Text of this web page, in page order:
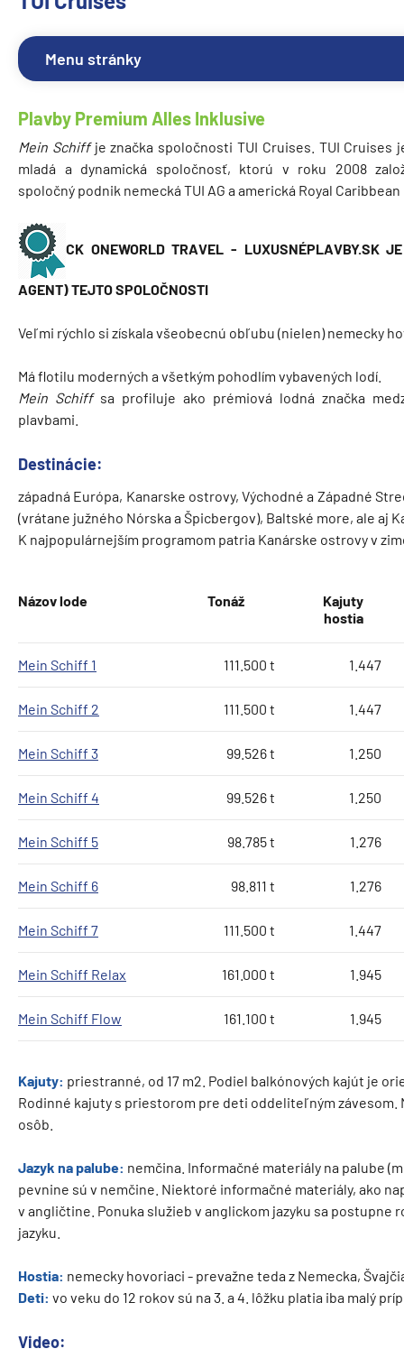
Menu stránky
Plavby Premium Alles Inklusive
Mein Schiff je značka spoločnosti TUI Cruises. TUI Cruises
mladá a dynamická spoločnosť, ktorú v roku 2008
spoločný podnik nemecká TUI AG a americká Royal
CK ONEWORLD TRAVEL - LUXUSNÉPLAVBY.SK
AGENT) TEJTO SPOLOČNOSTI
Veľmi rýchlo si získala všeobecnú obľubu (nielen) nemecky
Má flotilu moderných a všetkým pohodlím vybavených lodí.
Mein Schiffsa profiluje ako prémiová lodná značka
plavbami.
Destinácie:
západná Európa, Kanarske ostrovy, Východné a Západné
(vrátane južného Nórska a Špicbergov), Baltské more, ale aj
K najpopulárnejším programom patria Kanárske ostrovy v
Názov lode Tonáž
Kajuty
hostia
Mein Schiff 1 111.500 t 1.447
Mein Schiff 2 111.500 t 1.447
Mein Schiff 3 99.526 t 1.250
Mein Schiff 4 99.526 t 1.250
Mein Schiff 5 98.785 t 1.276
Mein Schiff 6 98.811 t 1.276
Mein Schiff 7 111.500 t 1.447
Mein Schiff Relax 161.000 t 1.945
Mein Schiff Flow 161.100 t 1.945
Kajuty: priestranné, od 17 m2. Podiel balkónových kajút je
Rodinné kajuty s priestorom pre deti oddeliteľným závesom.
osôb.
Jazyk na palube: nemčina. Informačné materiály na palube
pevnine sú v nemčine. Niektoré informačné materiály, ako
v angličtine. Ponuka služieb v anglickom jazyku sa postupne
jazyku.
Hostia: nemecky hovoriaci - prevažne teda z Nemecka,
Deti: vo veku do 12 rokov sú na 3. a 4. lôžku platia iba malý
Video: